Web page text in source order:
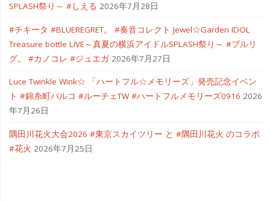
SPLASH祭り～ #しえる 2026年7月28日
#チキータ #BLUEREGRET。 #奏音コレクト Jewel☆Garden IDOL
Treasure bottle LIVE～真夏の横浜アイドルSPLASH祭り～ #ブルリ
グ。 #カノコレ #ジュエガ 2026年7月27日
Luce Twinkle Wink☆ 「ハートフル☆メモリーズ」発売記念イベン
ト #錦糸町パルコ #ルーチェTW #ハートフルメモリーズ0916 2026
年7月26日
隅田川花火大会2026 #東京スカイツリー と #隅田川花火 のコラボ
#花火 2026年7月25日